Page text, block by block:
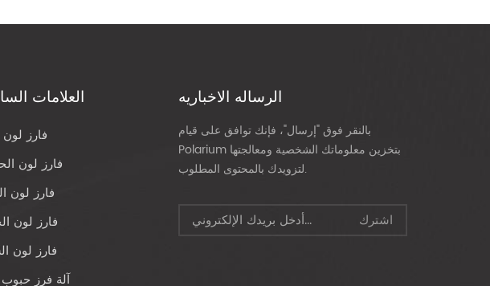
العلامات
فارز لون
فارز لون
فارز لون
فارز لون
فارز لون
آلة فرز حبوب
الرساله الاخباريه
بالنقر فوق "إرسال"، فإنك توافق على قيام
Polarium بتخزين معلوماتك الشخصية ومعالجتها
لتزويدك بالمحتوى المطلوب.